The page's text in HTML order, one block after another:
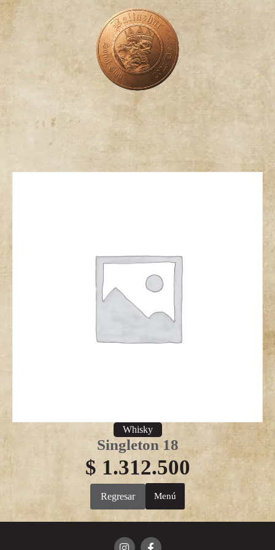
Whisky
Singleton 18
$ 1.312.500
Regresar Menú